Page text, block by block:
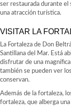
ser restaurada durante el
una atracción turística.
VISITAR LA
La Fortaleza de Don
Santillana del Mar. Está
disfrutar de una
también se pueden ver
conservan.
Además de la fortaleza,
fortaleza, que alberga